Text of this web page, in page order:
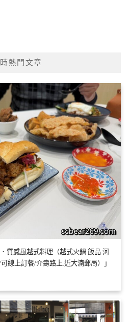
熱門文章
質感風越式料理（越式火鍋.飯品.河
線上訂餐/介壽路上.近大湳郵局）」